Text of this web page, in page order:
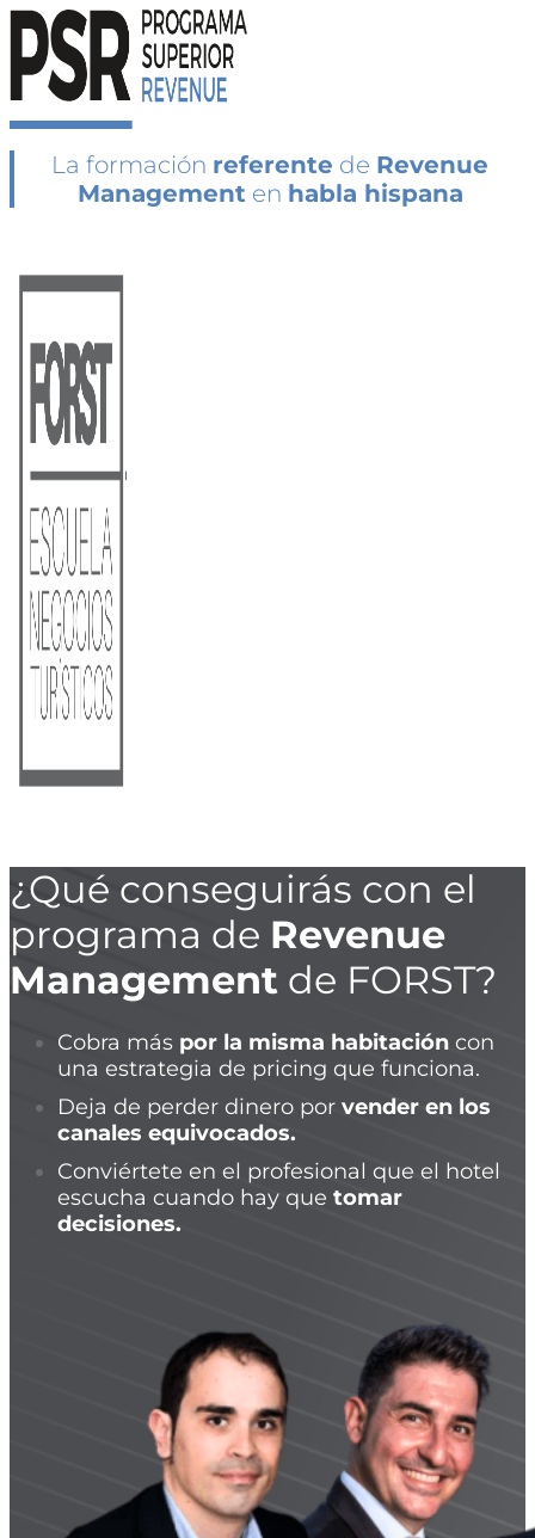
La formación referente de Revenue
Managementen habla hispana
¿Qué conseguirás con el
programa de Revenue
Management de FORST?
Cobra más por la misma habitación con
una estrategia de pricing que funciona.
Deja de perder dinero por vender en los
canales equivocados.
Conviértete en el profesional que el hotel
escucha cuando hay que tomar
decisiones.